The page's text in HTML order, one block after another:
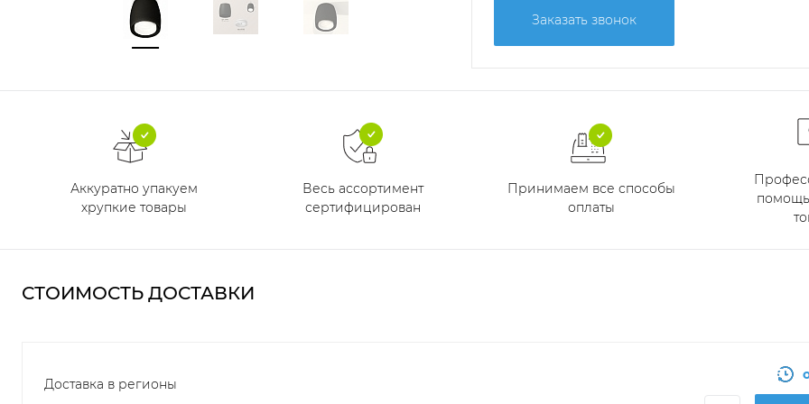
Заказать звонок
Аккуратно упакуем
хрупкие товары
Весь ассортимент
сертифицирован
Принимаем все способы
оплаты
СТОИМОСТЬ ДОСТАВКИ
Доставка в регионы